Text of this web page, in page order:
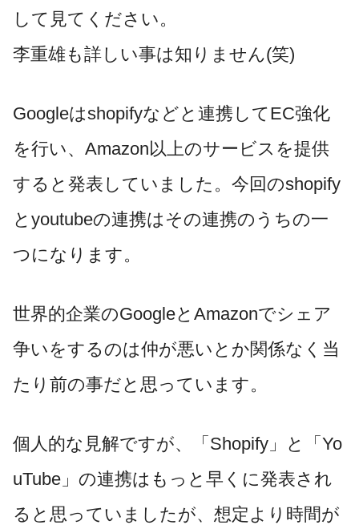
して見てください。
李重雄も詳しい事は知りません(笑)
Googleはshopifyなどと連携してEC強化
を行い、Amazon以上のサービスを提供
すると発表していました。今回のshopify
とyoutubeの連携はその連携のうちの一
つになります。
世界的企業のGoogleとAmazonでシェア
争いをするのは仲が悪いとか関係なく当
たり前の事だと思っています。
個人的な見解ですが、「Shopify」と「Yo
uTube」の連携はもっと早くに発表され
ると思っていましたが、想定より時間が